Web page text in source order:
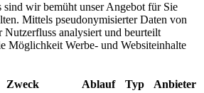
wir bemüht unser Angebot für Sie
Mittels pseudonymisierter Daten von
Nutzerfluss analysiert und beurteilt
Möglichkeit Werbe- und Websiteinhalte
Zweck Ablauf Typ Anbieter